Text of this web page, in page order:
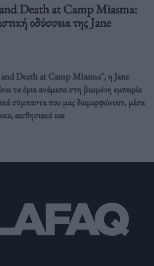
Death at Camp Miasma:
οδύσσεια της Jane
and Death at Camp Miasma", η Jane
τα όρια ανάμεσα στη βιωμένη εμπειρία
σύμπαντα που μας διαμορφώνουν, μέσα
αισθησιακό και